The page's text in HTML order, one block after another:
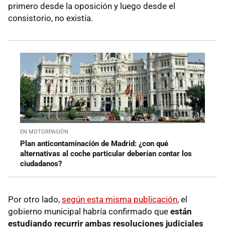
primero desde la oposición y luego desde el
consistorio, no existía.
EN MOTORPASIÓN
Plan anticontaminación de Madrid: ¿con qué
alternativas al coche particular deberían contar los
ciudadanos?
Por otro lado, según esta misma publicación, el
gobierno municipal habría confirmado que están
estudiando recurrir ambas resoluciones judiciales